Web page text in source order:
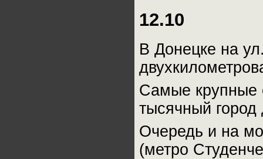
12.10
В Донецке на
Самые крупные
тысячный город
Очередь и на
(метро